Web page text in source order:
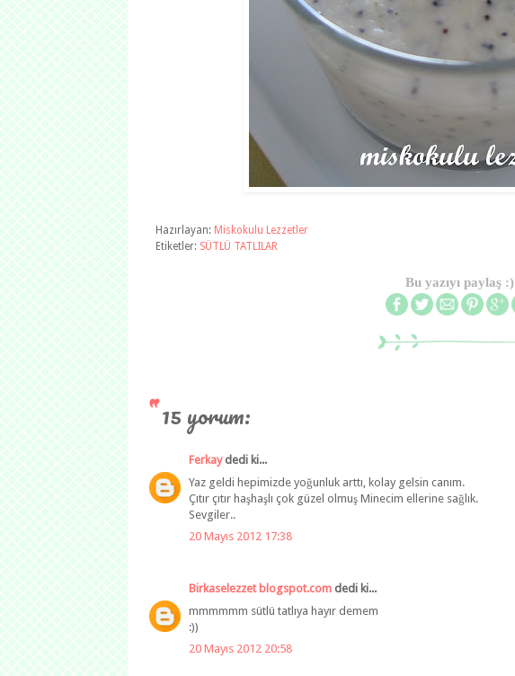
Hazırlayan: Miskokulu Lezzetler
Etiketler: SÜTLÜ TATLILAR
Bu yazıyı paylaş :)
15 yorum:
Ferkaydedi ki...
Yaz geldi hepimizde yoğunluk arttı, kolay gelsin canım.
Çıtır çıtır haşhaşlı çok güzel olmuş Minecim ellerine sağlık.
Sevgiler..
20 Mayıs 2012 17:38
Birkaselezzet blogspot.com dedi ki...
mmmmmm sütlü tatlıya hayır demem
:))
20 Mayıs 2012 20:58